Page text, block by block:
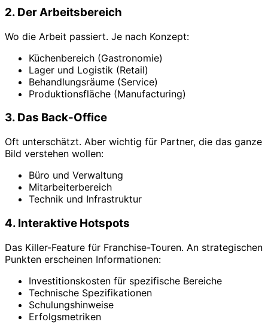
2. Der Arbeitsbereich
Wo die Arbeit passiert. Je nach Konzept:
Küchenbereich (Gastronomie)
Lager und Logistik (Retail)
Behandlungsräume (Service)
Produktionsfläche (Manufacturing)
3. Das Back-Office
Oft unterschätzt. Aber wichtig für Partner, die das ganze
Bild verstehen wollen:
Büro und Verwaltung
Mitarbeiterbereich
Technik und Infrastruktur
4. Interaktive Hotspots
Das Killer-Feature für Franchise-Touren. An strategischen
Punkten erscheinen Informationen:
Investitionskosten für spezifische Bereiche
Technische Spezifikationen
Schulungshinweise
Erfolgsmetriken